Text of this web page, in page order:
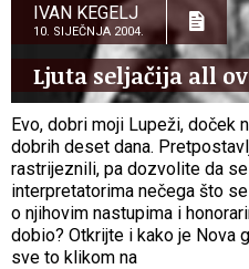
IVAN KEGELJ
10. SIJEČNJA 2004.
Ljuta seljačija all
Evo, dobri moji Lupeži, doček
dobrih deset dana.
rastrijeznili, pa dozvolite da
interpretatorima nečega što
o njihovim nastupima i
dobio? Otkrijte i kako je Nova
sve to klikom na